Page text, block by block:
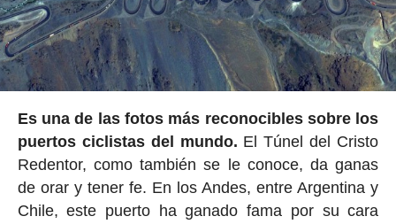
Es una de las fotos más reconocibles sobre los
puertos ciclistas del mundo. El Túnel del Cristo
Redentor, como también se le conoce, da ganas
de orar y tener fe. En los Andes, entre Argentina y
Chile, este puerto ha ganado fama por su cara